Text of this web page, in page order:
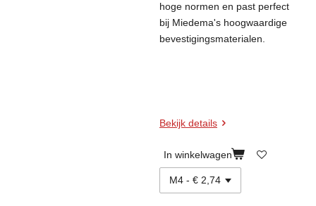
hoge normen en past perfect
bij Miedema's hoogwaardige
bevestigingsmaterialen.
Bekijk details
In winkelwagen